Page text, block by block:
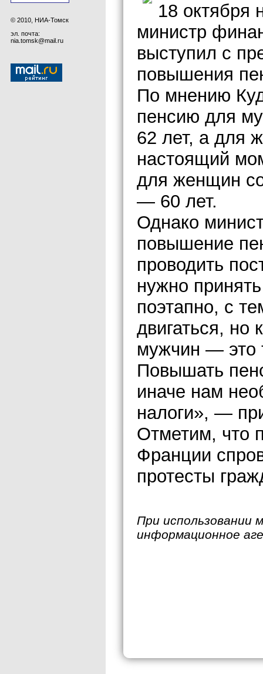
© 2010, НИА-Томск
эл. почта:
nia.tomsk@mail.ru
18 октября
министр
выступил с
повышения
По мнению
пенсию для
62 лет, а для
настоящий
для женщин
— 60 лет.
Однако
повышение
проводить
нужно
поэтапно, с
двигаться, но
мужчин — это
Повышать
иначе нам
налоги», —
Отметим, что
Франции
протесты
При использовании
информационное